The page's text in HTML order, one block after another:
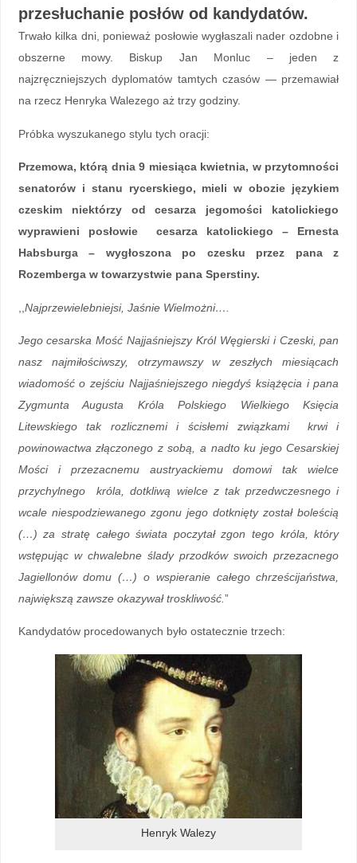
przesłuchanie posłów od kandydatów.
Trwało kilka dni, ponieważ posłowie wygłaszali nader ozdobne i
obszerne mowy. Biskup Jan Monluc – jeden z
najzręczniejszych dyplomatów tamtych czasów — przemawiał
na rzecz Henryka Walezego aż trzy godziny.
Próbka wyszukanego stylu tych oracji:
Przemowa, którą dnia 9 miesiąca kwietnia, w przytomności
senatorów i stanu rycerskiego, mieli w obozie językiem
czeskim niektórzy od cesarza jegomości katolickiego
wyprawieni posłowie cesarza katolickiego – Ernesta
Habsburga – wygłoszona po czesku przez pana z
Rozemberga w towarzystwie pana Sperstiny.
Najprzewielebniejsi, Jaśnie Wielmożni….
Jego cesarska Mość Najjaśniejszy Król Węgierski i Czeski, pan
nasz najmiłościwszy, otrzymawszy w zeszłych miesiącach
wiadomość o zejściu Najjaśniejszego niegdyś książęcia i pana
Zygmunta Augusta Króla Polskiego Wielkiego Księcia
Litewskiego tak rozlicznemi i ścisłemi związkami krwi i
powinowactwa złączonego z sobą, a nadto ku jego Cesarskiej
Mości i przezacnemu austryackiemu domowi tak wielce
przychylnego króla, dotkliwą wielce z tak przedwczesnego i
wcale niespodziewanego zgonu jego dotknięty został boleścią
(…) za stratę całego świata poczytał zgon tego króla, który
wstępując w chwalebne ślady przodków swoich przezacnego
Jagiellonów domu (…) o wspieranie całego chrześcijaństwa,
największą zawsze okazywał troskliwość. ”
Kandydatów procedowanych było ostatecznie trzech:
Henryk Walezy